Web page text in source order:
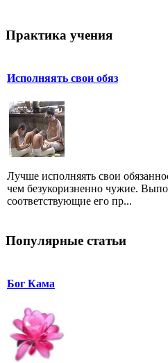
Практика учения
Исполняять свои обяз
Лучше исполняять свои
чем безукоризненно чужие.
соответствующие его пр...
Популярные статьи
Бог Кама